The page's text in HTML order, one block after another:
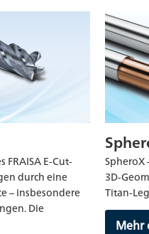
FRAISA E-Cut-
durch eine
– insbesondere
Die
SpheroX
Titan-
Mehr